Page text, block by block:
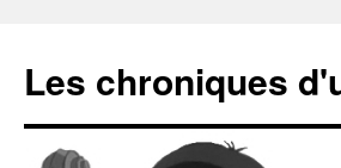
Les chroniques